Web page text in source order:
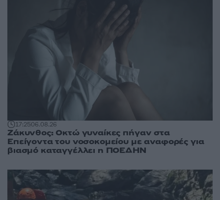
17:2506.08.26
Ζάκυνθος: Οκτώ γυναίκες πήγαν στα
Επείγοντα του νοσοκομείου με αναφορές για
βιασμό καταγγέλλει η ΠΟΕΔΗΝ